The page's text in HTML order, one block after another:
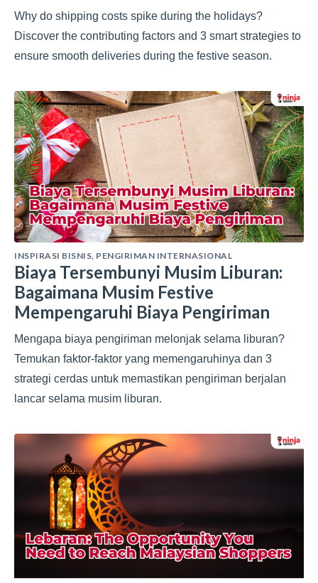
Why do shipping costs spike during the holidays?
Discover the contributing factors and 3 smart strategies to
ensure smooth deliveries during the festive season.
INSPIRASI BISNIS, PENGIRIMAN INTERNASIONAL
Biaya Tersembunyi Musim Liburan:
Bagaimana Musim Festive
Mempengaruhi Biaya Pengiriman
Mengapa biaya pengiriman melonjak selama liburan?
Temukan faktor-faktor yang memengaruhinya dan 3
strategi cerdas untuk memastikan pengiriman berjalan
lancar selama musim liburan.